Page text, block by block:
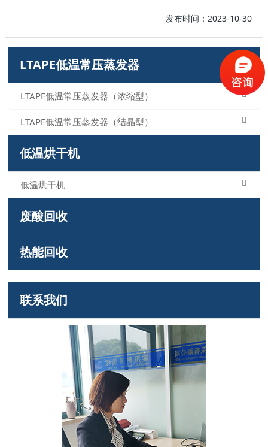
发布时间：2023-10-30
LTAPE低温常压蒸发器
LTAPE低温常压蒸发器（浓缩型）
LTAPE低温常压蒸发器（结晶型）
低温烘干机
低温烘干机
废酸回收
热能回收
联系我们